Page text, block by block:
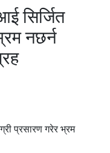
सिर्जित
नछर्न